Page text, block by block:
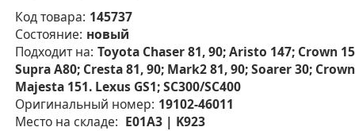
Код товара: 145737
Состояние: новый
Подходит на: Toyota Chaser 81, 90; Aristo 147; Crown
Supra A80; Cresta 81, 90; Mark2 81, 90; Soarer 30; Crown
Majesta 151. Lexus GS1; SC300/SC400
Оригинальный номер: 19102-46011
Место на складе: E01A3 | K923